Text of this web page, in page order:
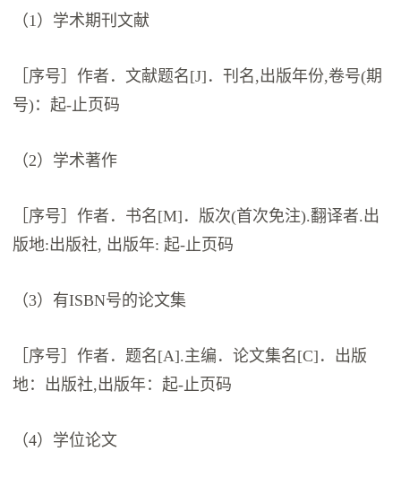
（1）学术期刊文献
［序号］作者．文献题名[J]．刊名,出版年份,卷号(期
号)：起-止页码
（2）学术著作
［序号］作者．书名[M]．版次(首次免注).翻译者.出
版地:出版社, 出版年: 起-止页码
（3）有ISBN号的论文集
［序号］作者．题名[A].主编．论文集名[C]．出版
地：出版社,出版年：起-止页码
（4）学位论文